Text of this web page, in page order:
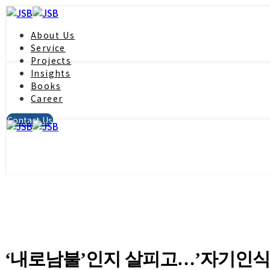
About Us
Service
Projects
Insights
Books
Career
Contact Us
‘내로남불’인지 살피고…’자기인